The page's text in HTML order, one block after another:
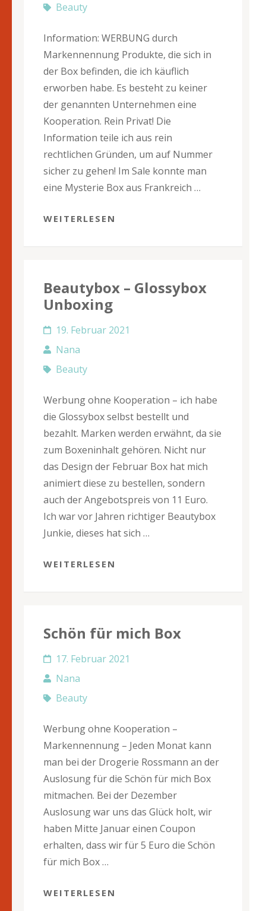
Beauty
Information: WERBUNG durch
Markennennung Produkte, die sich in
der Box befinden, die ich käuflich
erworben habe. Es besteht zu keiner
der genannten Unternehmen eine
Kooperation. Rein Privat! Die
Information teile ich aus rein
rechtlichen Gründen, um auf Nummer
sicher zu gehen! Im Sale konnte man
eine Mysterie Box aus Frankreich …
WEITERLESEN
Beautybox – Glossybox
Unboxing
19. Februar 2021
Nana
Beauty
Werbung ohne Kooperation – ich habe
die Glossybox selbst bestellt und
bezahlt. Marken werden erwähnt, da sie
zum Boxeninhalt gehören. Nicht nur
das Design der Februar Box hat mich
animiert diese zu bestellen, sondern
auch der Angebotspreis von 11 Euro.
Ich war vor Jahren richtiger Beautybox
Junkie, dieses hat sich …
WEITERLESEN
Schön für mich Box
17. Februar 2021
Nana
Beauty
Werbung ohne Kooperation –
Markennennung – Jeden Monat kann
man bei der Drogerie Rossmann an der
Auslosung für die Schön für mich Box
mitmachen. Bei der Dezember
Auslosung war uns das Glück holt, wir
haben Mitte Januar einen Coupon
erhalten, dass wir für 5 Euro die Schön
für mich Box …
WEITERLESEN